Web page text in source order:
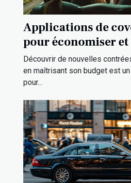
Applications de
pour économiser
autrement en
Découvrir de nouvelles
en maîtrisant son budget est un
pour...